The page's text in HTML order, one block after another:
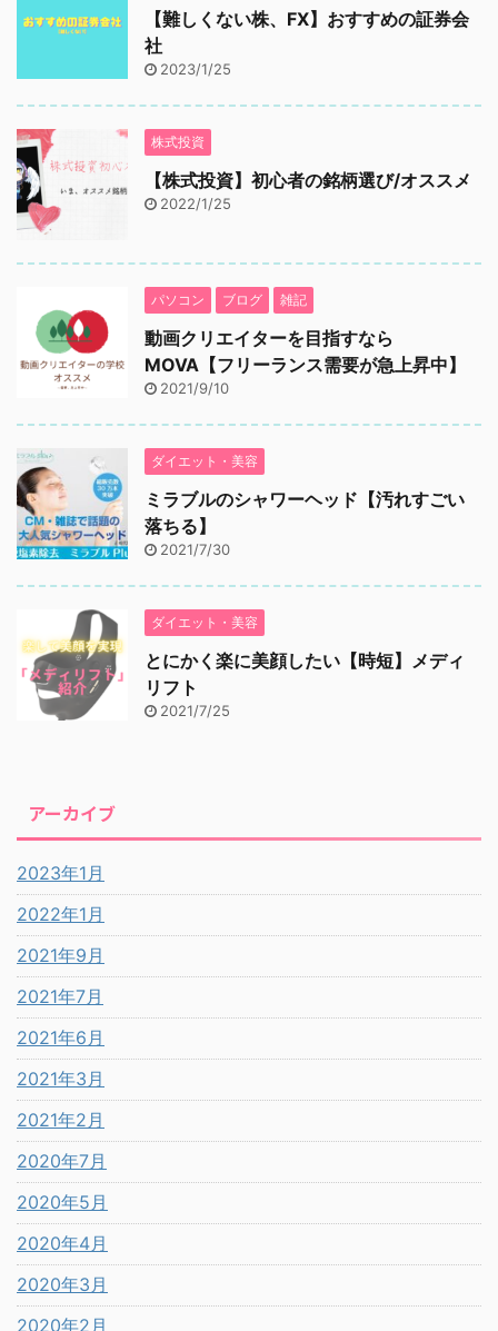
【難しくない株、FX】おすすめの証券会
社
2023/1/25
株式投資
【株式投資】初心者の銘柄選び/オススメ
2022/1/25
パソコン ブログ 雑記
動画クリエイターを目指すなら
MOVA【フリーランス需要が急上昇中】
2021/9/10
ダイエット・美容
ミラブルのシャワーヘッド【汚れすごい
落ちる】
2021/7/30
ダイエット・美容
とにかく楽に美顔したい【時短】メディ
リフト
2021/7/25
アーカイブ
2023年1月
2022年1月
2021年9月
2021年7月
2021年6月
2021年3月
2021年2月
2020年7月
2020年5月
2020年4月
2020年3月
2020年2月